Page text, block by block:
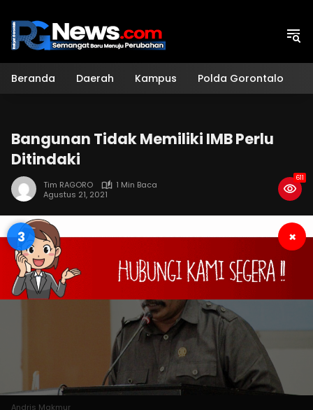
konten
Beranda Daerah Kampus Polda Gorontalo
Bangunan Tidak Memiliki IMB Perlu
Ditindaki
Tim RAGORO
1 Min Baca
Agustus 21, 2021
611
3 ×
Andris Makmur